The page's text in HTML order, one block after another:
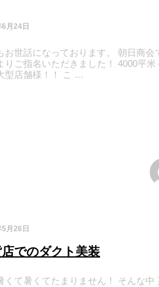
月24日
お世話になっております。 朝日商会
りご指名いただきました！ 4000平米
型店舗様！！ こ …
月26日
でのダクト美装
くて暑くてたまりません！ そんな中